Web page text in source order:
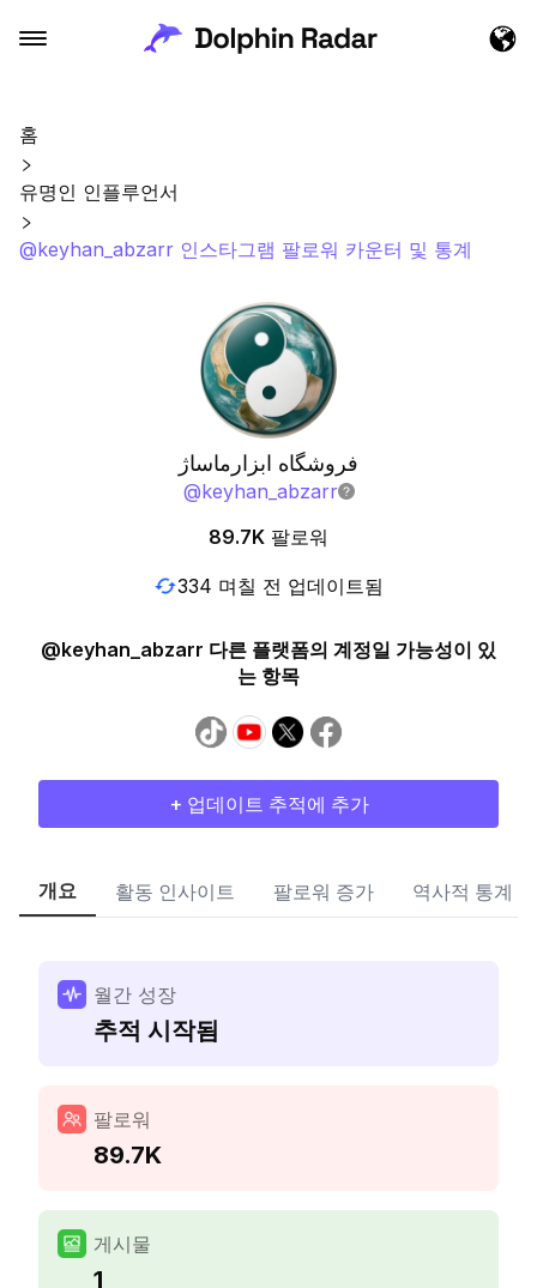
홈
유명인 인플루언서
@keyhan_abzarr 인스타그램 팔로워 카운터 및 통계
فروشگاه ابزارماساژ
@keyhan_abzarr
89.7K 팔로워
334 며칠 전 업데이트됨
@keyhan_abzarr 다른 플랫폼의 계정일 가능성이 있
는 항목
+ 업데이트 추적에 추가
개요 활동 인사이트 팔로워 증가 역사적 통계
월간 성장
추적 시작됨
팔로워
89.7K
게시물
1